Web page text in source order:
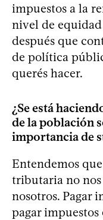
impuestos a la
nivel de
después que
de política
querés hacer.
¿Se está
de la población
importancia de
Entendemos
tributaria no
nosotros. Pagar
pagar